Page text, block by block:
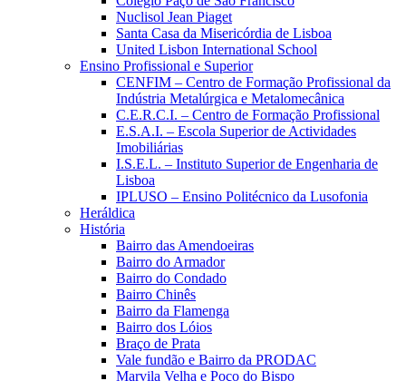
Nuclisol Jean Piaget
Santa Casa da Misericórdia de Lisboa
United Lisbon International School
Ensino Profissional e Superior
CENFIM – Centro de Formação Profissional da
Indústria Metalúrgica e Metalomecânica
C.E.R.C.I. – Centro de Formação Profissional
E.S.A.I. – Escola Superior de Actividades
Imobiliárias
I.S.E.L. – Instituto Superior de Engenharia de
Lisboa
IPLUSO – Ensino Politécnico da Lusofonia
Heráldica
História
Bairro das Amendoeiras
Bairro do Armador
Bairro do Condado
Bairro Chinês
Bairro da Flamenga
Bairro dos Lóios
Braço de Prata
Vale fundão e Bairro da PRODAC
Marvila Velha e Poço do Bispo